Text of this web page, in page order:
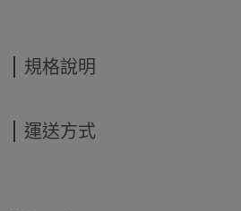
規格說明
運送方式